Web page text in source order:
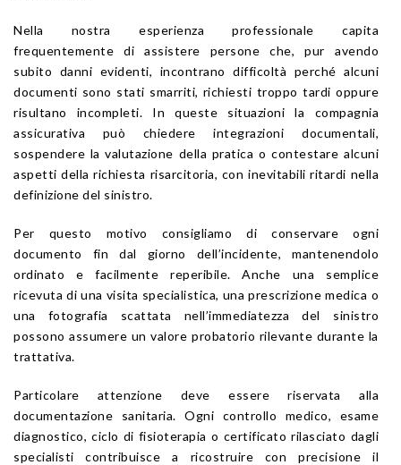
Nella nostra esperienza professionale capita
frequentemente di assistere persone che, pur avendo
subito danni evidenti, incontrano difficoltà perché alcuni
documenti sono stati smarriti, richiesti troppo tardi oppure
risultano incompleti. In queste situazioni la compagnia
assicurativa può chiedere integrazioni documentali,
sospendere la valutazione della pratica o contestare alcuni
aspetti della richiesta risarcitoria, con inevitabili ritardi nella
definizione del sinistro.
Per questo motivo consigliamo di conservare ogni
documento fin dal giorno dell’incidente, mantenendolo
ordinato e facilmente reperibile. Anche una semplice
ricevuta di una visita specialistica, una prescrizione medica o
una fotografia scattata nell’immediatezza del sinistro
possono assumere un valore probatorio rilevante durante la
trattativa.
Particolare attenzione deve essere riservata alla
documentazione sanitaria. Ogni controllo medico, esame
diagnostico, ciclo di fisioterapia o certificato rilasciato dagli
specialisti contribuisce a ricostruire con precisione il